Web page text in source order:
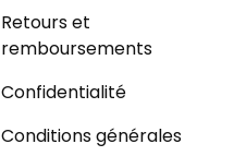
Retours et
remboursements
Confidentialité
Conditions générales